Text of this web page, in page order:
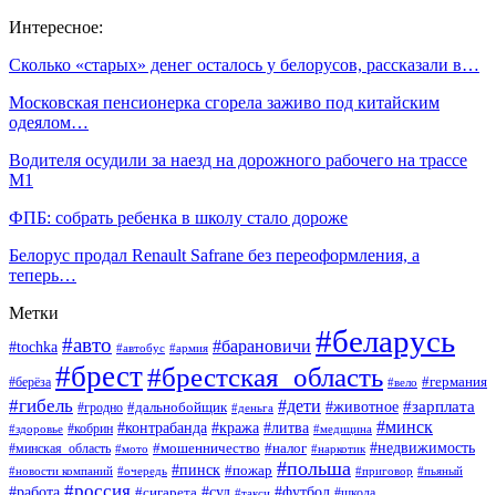
Интересное:
Сколько «старых» денег осталось у белорусов, рассказали в…
Московская пенсионерка сгорела заживо под китайским
одеялом…
Водителя осудили за наезд на дорожного рабочего на трассе
М1
ФПБ: собрать ребенка в школу стало дороже
Белорус продал Renault Safrane без переоформления, а
теперь…
Метки
#tochka #авто #автобус #армия #барановичи #беларусь
#берёза #брест#брестская_область #вело #германия
#гибель #гродно #дальнобойщик #деньга #дети #животное #зарплата
#здоровье #кобрин #контрабанда #кража #литва #медицина #минск
#минская_область #мото #мошенничество #налог #наркотик #недвижимость
#новости компаний #очередь #пинск #пожар #польша #приговор #пьяный